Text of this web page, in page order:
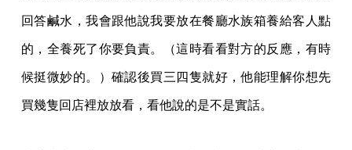
回答鹹水，我會跟他說我要放在餐廳水族箱養給客人點
的，全養死了你要負責。（這時看看對方的反應，有時
候挺微妙的。）確認後買三四隻就好，他能理解你想先
買幾隻回店裡放放看，看他說的是不是實話。